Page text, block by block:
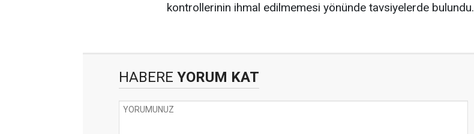
kontrollerinin ihmal edilmemesi yönünde tavsiyelerde bulundu.
HABERE YORUM KAT